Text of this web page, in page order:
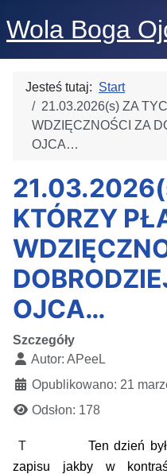
Wola Boga
Jesteś tutaj: Start
21.03.2026(s) ZA
WDZIĘCZNOŚCI ZA
OJCA…
KTÓRZY
OJCA…
Szczegóły
Autor: APeeL
Opublikowano: 21
Odsłon: 178
T
Ten dzień
zapisu jakby w